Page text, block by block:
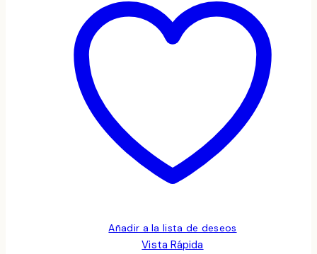
Añadir a la lista de deseos
Vista Rápida